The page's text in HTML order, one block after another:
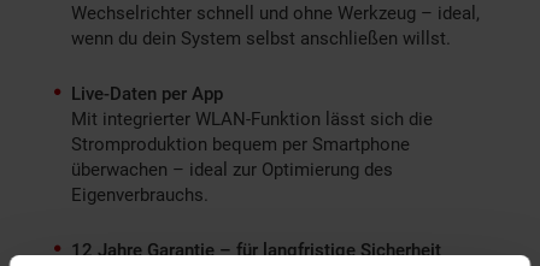
Wechselrichter schnell und ohne Werkzeug – ideal,
wenn du dein System selbst anschließen willst.
Live-Daten per App
Mit integrierter WLAN-Funktion lässt sich die
Stromproduktion bequem per Smartphone
überwachen – ideal zur Optimierung des
Eigenverbrauchs.
12 Jahre Garantie – für langfristige Sicherheit